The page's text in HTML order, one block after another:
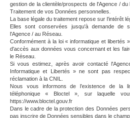
gestion de la clientèle/prospects de l'Agence /
Traitement de vos Données personnelles.
La base légale du traitement repose sur l’intérêt
Elles sont conservées jusqu'à demande de
l'Agence / au Réseau.
Conformément à la loi « informatique et libertés
d'accès aux données vous concernant et les
le Réseau.
Si vous estimez, après avoir contacté
Informatique et Libertés » ne sont pas
réclamation à la CNIL.
Nous vous informons de l’existence de la
téléphonique « Bloctel », sur laquelle
https://www.bloctel.gouv.fr
Dans le cadre de la protection des Données
pas inscrire de Données sensibles dans le